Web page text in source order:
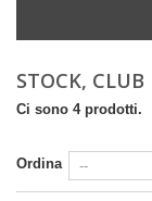
STOCK, CLUB
Ci sono 4 prodotti.
Ordina